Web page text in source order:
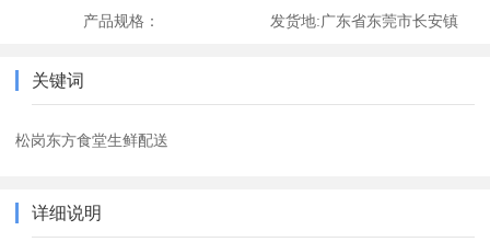
产品规格： 发货地:广东省东莞市长安镇
关键词
松岗东方食堂生鲜配送
详细说明